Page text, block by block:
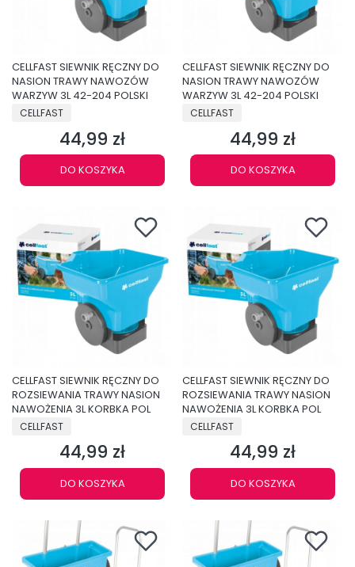
CELLFAST SIEWNIK RĘCZNY DO
NASION TRAWY NAWOZÓW
WARZYW 3L 42-204 POLSKI
PRODUCENT
CELLFAST
Cena
44,99 zł
DO KOSZYKA
CELLFAST SIEWNIK RĘCZNY DO
NASION TRAWY NAWOZÓW
WARZYW 3L 42-204 POLSKI
PRODUCENT
CELLFAST
Cena
44,99 zł
DO KOSZYKA
CELLFAST SIEWNIK RĘCZNY DO
ROZSIEWANIA TRAWY NASION
NAWOŻENIA 3L KORBKA POL
PRODUCENT
CELLFAST
Cena
44,99 zł
DO KOSZYKA
CELLFAST SIEWNIK RĘCZNY DO
ROZSIEWANIA TRAWY NASION
NAWOŻENIA 3L KORBKA POL
PRODUCENT
CELLFAST
Cena
44,99 zł
DO KOSZYKA